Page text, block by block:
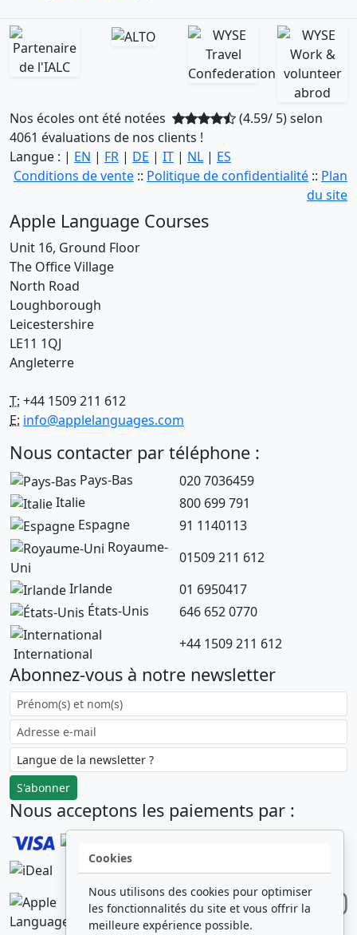
Nos écoles ont été notées
(4.59/ 5) selon
4061 évaluations de nos clients !
Langue : | EN | FR | DE | IT | NL | ES
Conditions de vente :: Politique de confidentialité :: Plan
du site
Apple Language Courses
Unit 16, Ground Floor
The Office Village
North Road
Loughborough
Leicestershire
LE11 1QJ
Angleterre
T: +44 1509 211 612
E: info@applelanguages.com
Nous contacter par téléphone :
Pays-Bas
020 7036459
Italie
800 699 791
Espagne
91 1140113
Royaume-
Uni
01509 211 612
Irlande
01 6950417
États-Unis
646 652 0770
International
+44 1509 211 612
Abonnez-vous à notre newsletter
S'abonner
Nous acceptons les paiements par :
Numéro d'entreprise
: 08311373
Cookies
Nous utilisons des cookies pour optimiser
les fonctionnalités du site et vous offrir la
meilleure expérience possible.